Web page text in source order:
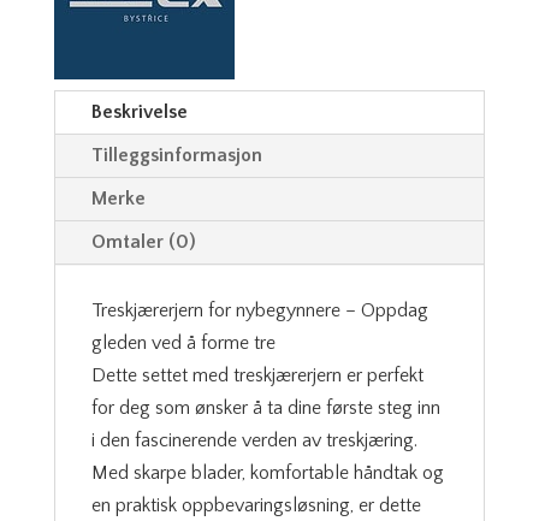
Beskrivelse
Tilleggsinformasjon
Merke
Omtaler (0)
Treskjærerjern for nybegynnere – Oppdag
gleden ved å forme tre
Dette settet med treskjærerjern er perfekt
for deg som ønsker å ta dine første steg inn
i den fascinerende verden av treskjæring.
Med skarpe blader, komfortable håndtak og
en praktisk oppbevaringsløsning, er dette